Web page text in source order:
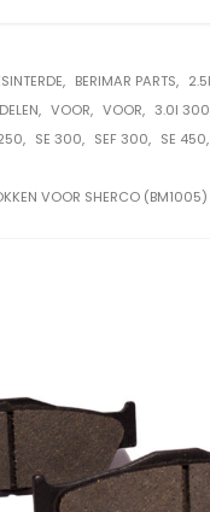
, BERIMAR PARTS,
, VOOR, VOOR, 3.0I 300
, SE 300, SEF 300, SE 450,
VOOR SHERCO (BM1005)